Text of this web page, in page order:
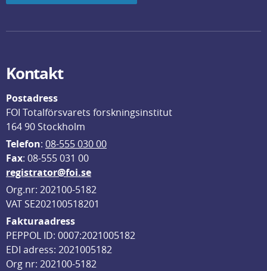
Kontakt
Postadress
FOI Totalförsvarets forskningsinstitut
164 90 Stockholm
Telefon: 08-555 030 00
Fax: 08-555 031 00
registrator@foi.se
Org.nr: 202100-5182
VAT SE202100518201
Fakturaadress
PEPPOL ID: 0007:2021005182
EDI adress: 2021005182
Org nr: 202100-5182